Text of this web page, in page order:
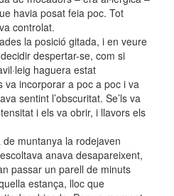
havia posat feia poc. Tot
controlat.
la posició gitada, i en veure
despertar-se, com si
haguera estat
va incorporar a poc a poc i va
sentint l’obscuritat. Se’ls va
i els va obrir, i llavors els
muntanya la rodejaven
anava desapareixent,
passar un parell de minuts
estança, lloc que